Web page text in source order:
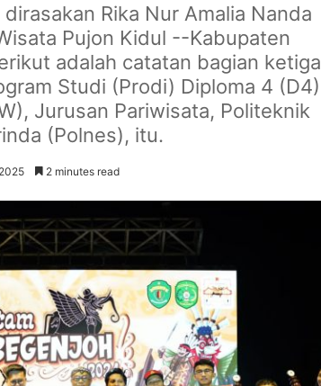
Rika Nur Amalia Nanda
Pujon Kidul --Kabupaten
adalah catatan bagian ketiga
Studi (Prodi) Diploma 4 (D4)
Jurusan Pariwisata, Politeknik
(Polnes), itu.
2 minutes read